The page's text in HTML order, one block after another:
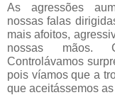
As agressões
nossas falas
mais afoitos,
nossas mãos.
Controlávamos
pois víamos que a
que aceitássemos